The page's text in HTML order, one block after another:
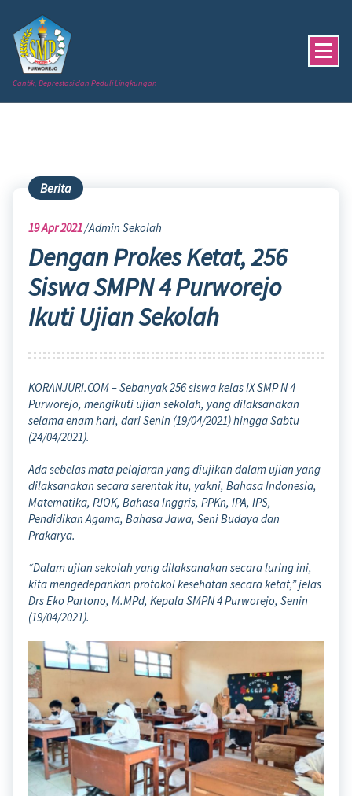
content
Cantik, Beprestasi dan Peduli Lingkungan
Berita
19Apr 2021 Admin Sekolah
Dengan Prokes Ketat, 256
Siswa SMPN 4 Purworejo
Ikuti Ujian Sekolah
KORANJURI.COM – Sebanyak 256 siswa kelas IX SMP N 4
Purworejo, mengikuti ujian sekolah, yang dilaksanakan
selama enam hari, dari Senin (19/04/2021) hingga Sabtu
(24/04/2021).
Ada sebelas mata pelajaran yang diujikan dalam ujian yang
dilaksanakan secara serentak itu, yakni, Bahasa Indonesia,
Matematika, PJOK, Bahasa Inggris, PPKn, IPA, IPS,
Pendidikan Agama, Bahasa Jawa, Seni Budaya dan
Prakarya.
“Dalam ujian sekolah yang dilaksanakan secara luring ini,
kita mengedepankan protokol kesehatan secara ketat,” jelas
Drs Eko Partono, M.MPd, Kepala SMPN 4 Purworejo, Senin
(19/04/2021).